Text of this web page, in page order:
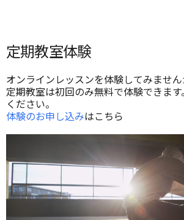
定期教室体験
オンラインレッスンを体験してみません
定期教室は初回のみ無料で体験できま
ください。
体験のお申し込みはこちら